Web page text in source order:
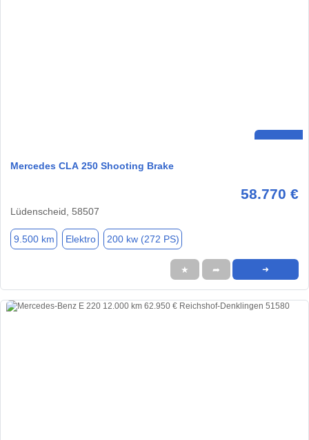
Mercedes CLA 250 Shooting Brake
58.770 €
Lüdenscheid, 58507
9.500 km Elektro 200 kw (272 PS)
★ ➦ ➜